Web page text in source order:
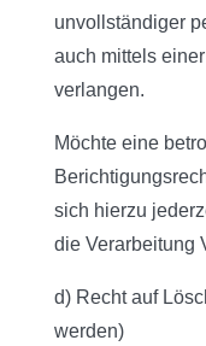
unvollständiger
auch mittels
verlangen.
Möchte eine
sich hierzu
die Verarbeitung
d) Recht auf
werden)